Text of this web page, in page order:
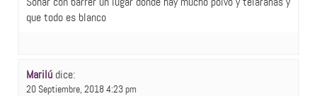
que todo es blanco
Marilú dice:
20 Septiembre, 2018 4:23 pm